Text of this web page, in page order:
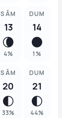
SÂM
13
🌘
4%
DUM
14
🌑
1 %
SÂM
20
🌓
33%
DUM
21
🌓
44%